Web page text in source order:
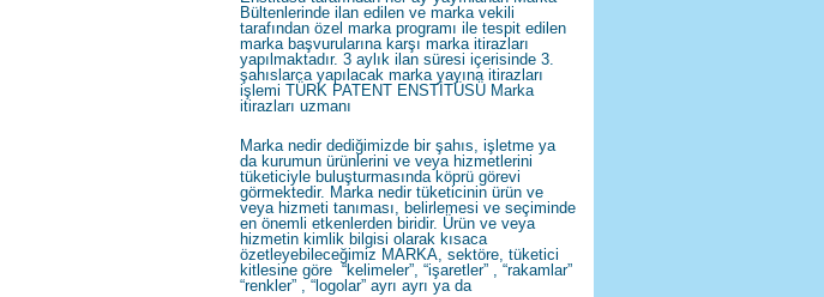
Bültenlerinde ilan edilen ve marka vekili
tarafından özel marka programı ile tespit edilen
marka başvurularına karşı marka itirazları
yapılmaktadır. 3 aylık ilan süresi içerisinde 3.
şahıslarca yapılacak marka yayına itirazları
işlemi TÜRK PATENT ENSTİTÜSÜ Marka
itirazları uzmanı
Marka nedir dediğimizde bir şahıs, işletme ya
da kurumun ürünlerini ve veya hizmetlerini
tüketiciyle buluşturmasında köprü görevi
görmektedir. Marka nedir tüketicinin ürün ve
veya hizmeti tanıması, belirlemesi ve seçiminde
en önemli etkenlerden biridir. Ürün ve veya
hizmetin kimlik bilgisi olarak kısaca
özetleyebileceğimiz MARKA, sektöre, tüketici
kitlesine göre “kelimeler”, “işaretler” , “rakamlar”
“renkler” , “logolar” ayrı ayrı ya da